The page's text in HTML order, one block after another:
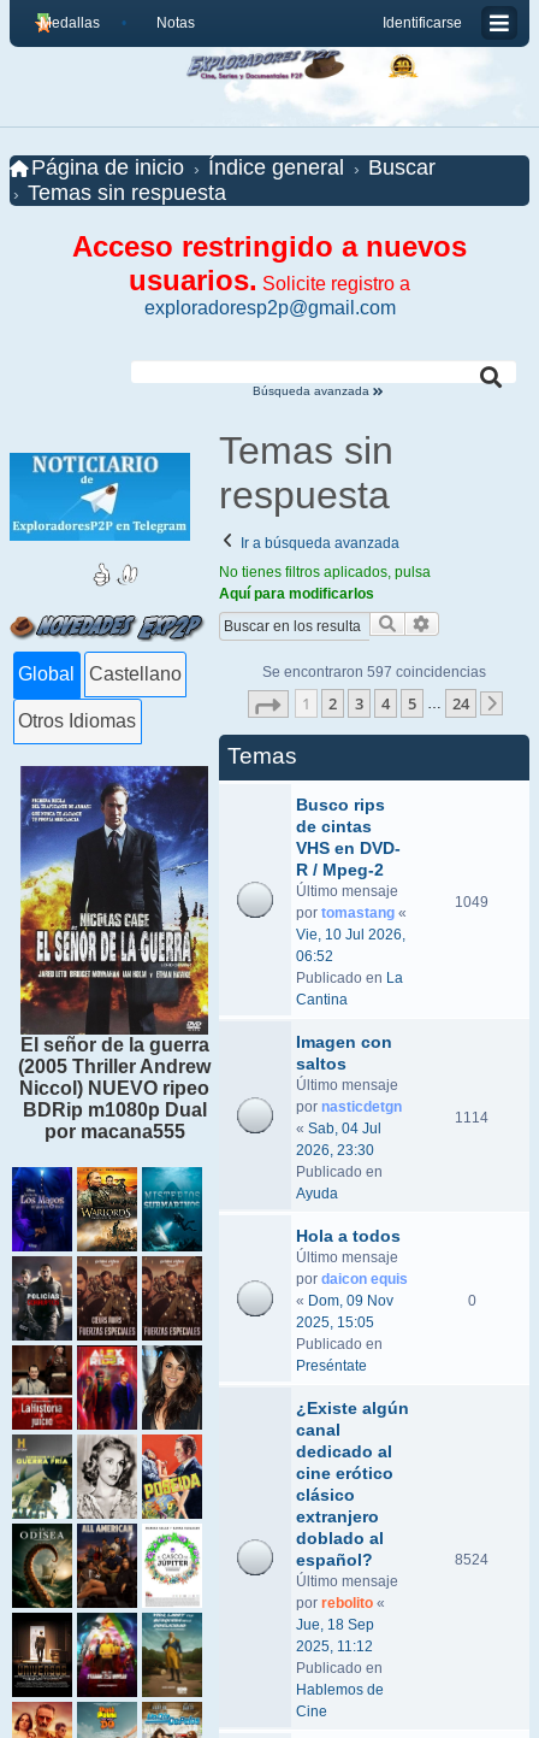
Identificarse
Medallas Notas
Página de inicio Índice general
Buscar
Temas sin respuesta
Acceso restringido a nuevos
usuarios. Solicite registro a
exploradoresp2p@gmail.com
Búsqueda avanzada
Global Castellano
Otros Idiomas
El señor de la guerra
(2005 Thriller Andrew
Niccol) NUEVO ripeo
BDRip m1080p Dual
por macana555
Temas sin
respuesta
Ir a búsqueda avanzada
No tienes filtros aplicados, pulsa
Aquí para modificarlos
Buscar
Se encontraron 597 coincidencias
Página de 24
1 2 3 4 5 … 24
Temas
Busco rips
de cintas
VHS en DVD-
R / Mpeg-2
Último mensaje
por tomastang «
Vie, 10 Jul 2026,
06:52
Publicado en La
Cantina
1049
Imagen con
saltos
Último mensaje
por nasticdetgn
« Sab, 04 Jul
2026, 23:30
Publicado en
Ayuda
1114
Hola a todos
Último mensaje
por daicon equis
« Dom, 09 Nov
2025, 15:05
Publicado en
Preséntate
0
¿Existe algún
canal
dedicado al
cine erótico
clásico
extranjero
doblado al
español?
Último mensaje
por rebolito «
Jue, 18 Sep
2025, 11:12
Publicado en
Hablemos de
Cine
8524